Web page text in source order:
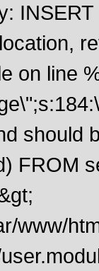
on line
should
FROM
www/